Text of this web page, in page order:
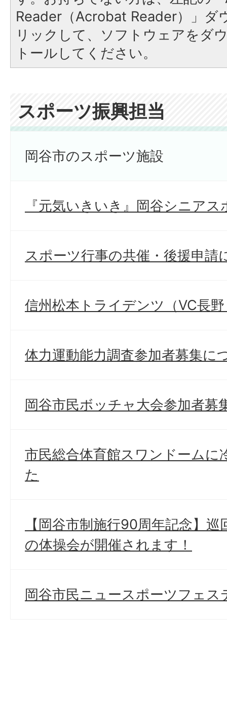
Reader（Acrobat Reader）」ダ
リックして、ソフトウェアをダ
トールしてください。
スポーツ振興担当
岡谷市のスポーツ施設
『元気いきいき』岡谷シニア
スポーツ行事の共催・後援申請
信州松本トライデンツ（VC長
体力運動能力調査参加者募集に
岡谷市民ボッチャ大会参加者募
市民総合体育館スワンドームに
た
【岡谷市制施行90周年記念】
の体操会が開催されます！
岡谷市民ニュースポーツフェ